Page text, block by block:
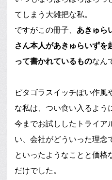
てしまう大雑把な私。
ですがこの冊子、 あきゅら
さん本人があきゅらいずを
って書かれているものなん
ピタゴラスイッチぽい作風
な私は、つい食い入るよう
今までお試ししたトライア
い、会社がどういった理念
といったようなことと価格
だけでした。